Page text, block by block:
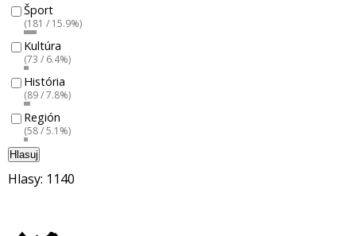
Šport
(181 / 15.9%)
Kultúra
(73 / 6.4%)
História
(89 / 7.8%)
Región
(58 / 5.1%)
Hlasuj
Hlasy: 1140